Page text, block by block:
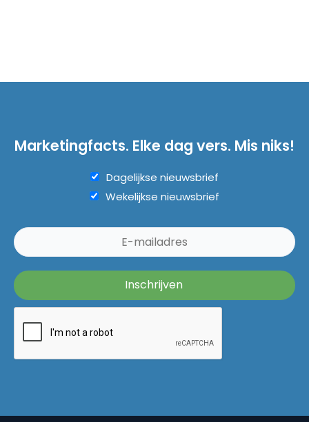
Marketingfacts. Elke dag vers. Mis niks!
Dagelijkse nieuwsbrief
Wekelijkse nieuwsbrief